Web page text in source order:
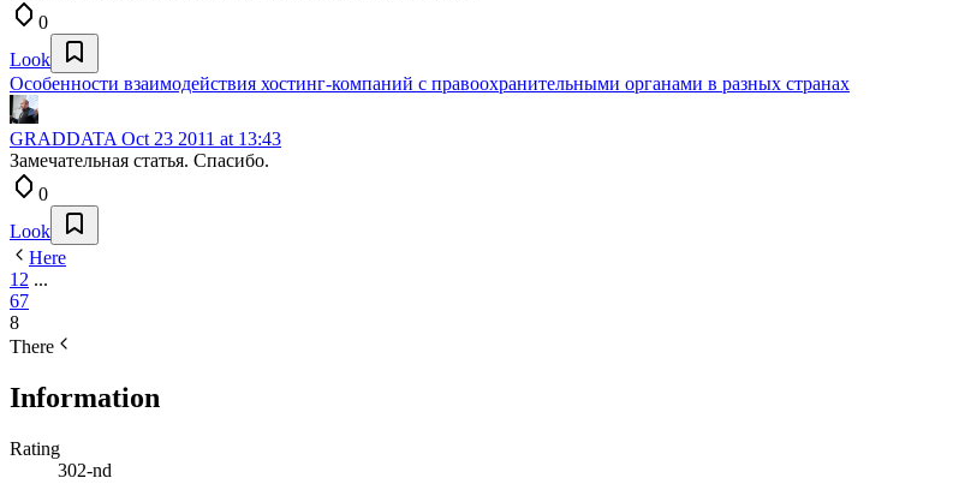
0
Look
Особенности взаимодействия хостинг-компаний с правоохранительными органами в разных странах
GRADDATA Oct 23 2011 at 13:43
Замечательная статья. Спасибо.
0
Look
Here
1 2 ...
67
8
There
Information
Rating
302-nd